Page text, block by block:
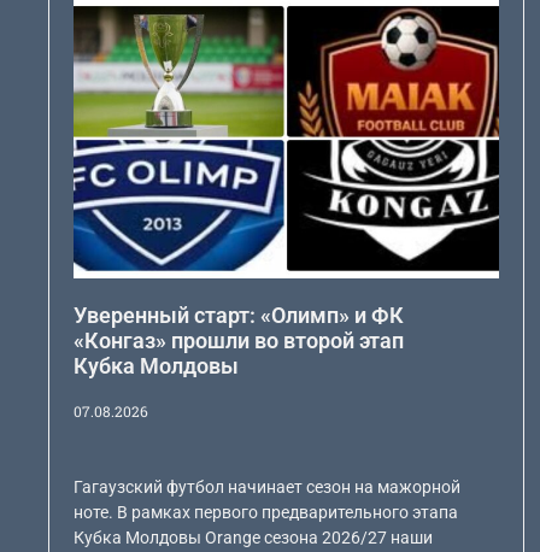
Уверенный старт: «Олимп» и ФК
«Конгаз» прошли во второй этап
Кубка Молдовы
07.08.2026
Гагаузский футбол начинает сезон на мажорной
ноте. В рамках первого предварительного этапа
Кубка Молдовы Orange сезона 2026/27 наши